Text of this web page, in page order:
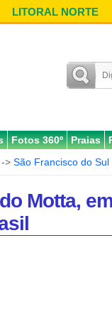
LITORAL NORTE
Fotos 360º Praias
> São Francisco do Sul
Motta,